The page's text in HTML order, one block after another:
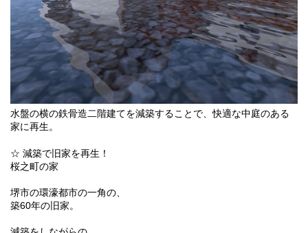
水盤の横の鉄骨造二階建てを減築することで、快適な中庭のある
家に再生。
☆ 減築で旧家を再生！
桜之町の家
堺市の環濠都市の一角の、
築60年の旧家。